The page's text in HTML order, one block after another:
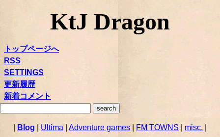
KtJ Dragon
トップページへ
RSS
SETTINGS
更新履歴
新着コメント
Blog Ultima Adventure games FM TOWNS| misc.